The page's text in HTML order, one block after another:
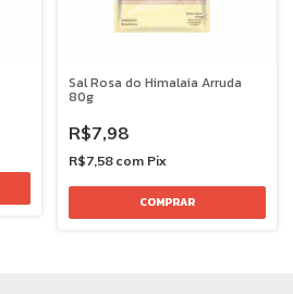
Sal Rosa do Himalaia Arruda
80g
R$7,98
R$7,58 com Pix